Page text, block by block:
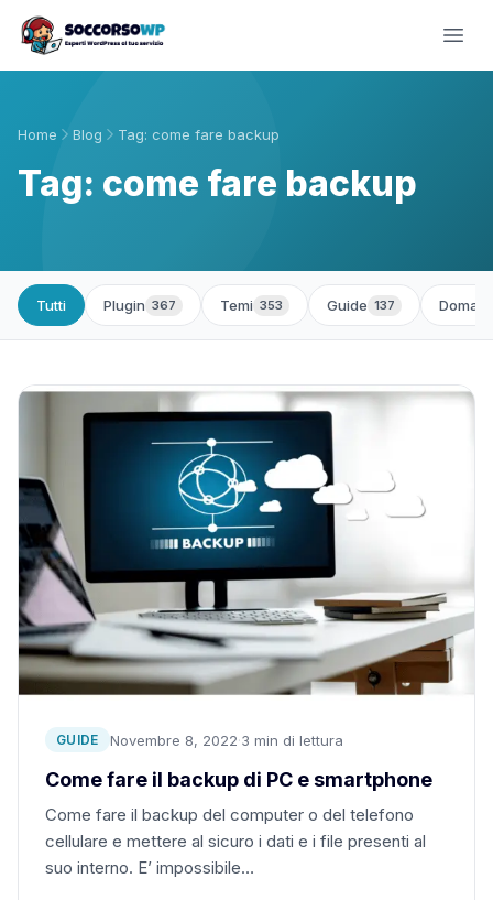
Home Blog Tag: come fare backup
Tag: come fare backup
Tutti Plugin 367 Temi 353 Guide 137
GUIDE Novembre 8, 2022·3 min di lettura
Come fare il backup di PC e smartphone
Come fare il backup del computer o del telefono
cellulare e mettere al sicuro i dati e i file presenti al
suo interno. E’ impossibile…